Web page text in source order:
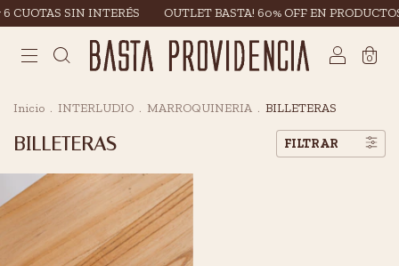
CUOTAS SIN INTERÉS OUTLET BASTA! 60% OFF EN
0
Inicio . INTERLUDIO . MARROQUINERIA . BILLETERAS
BILLETERAS FILTRAR